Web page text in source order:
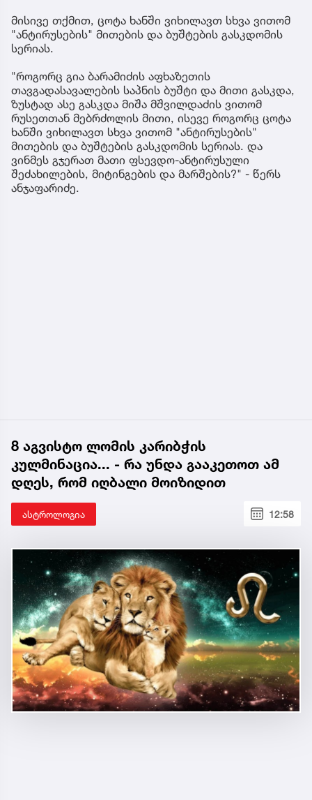
მისივე თქმით, ცოტა ხანში ვიხილავთ სხვა ვითომ
"ანტირუსების" მითების და ბუშტების გასკდომის
სერიას.
"როგორც გია ბარამიძის აფხაზეთის
თავგადასავალების საპნის ბუშტი და მითი გასკდა,
ზუსტად ასე გასკდა მიშა მშვილდაძის ვითომ
რუსეთთან მებრძოლის მითი, ისევე როგორც ცოტა
ხანში ვიხილავთ სხვა ვითომ "ანტირუსების"
მითების და ბუშტების გასკდომის სერიას. და
ვინმეს გჯერათ მათი ფსევდო-ანტირუსული
შეძახილების, მიტინგების და მარშების?" - წერს
ანჯაფარიძე.
8 აგვისტო ლომის კარიბჭის
კულმინაცია... - რა უნდა გააკეთოთ ამ
დღეს, რომ იღბალი მოიზიდით
ასტროლოგია 12:58